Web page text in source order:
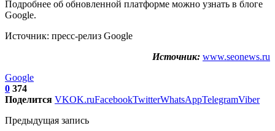
Подробнее об обновленной платформе можно узнать в блоге
Google.
Источник: пресс-релиз Google
Источник: www.seonews.ru
Google
0 374
Поделится VKOK.ruFacebookTwitterWhatsAppTelegramViber
Предыдущая запись